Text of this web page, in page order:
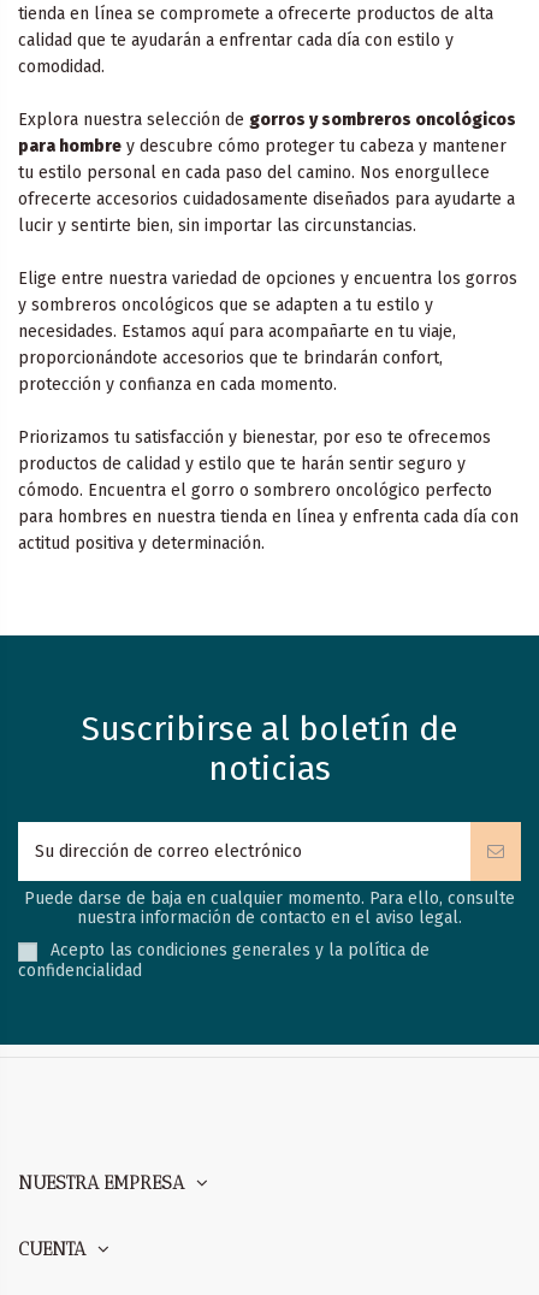
tienda en línea se compromete a ofrecerte productos de alta
calidad que te ayudarán a enfrentar cada día con estilo y
comodidad.
Explora nuestra selección de gorros y sombreros oncológicos
para hombre y descubre cómo proteger tu cabeza y mantener
tu estilo personal en cada paso del camino. Nos enorgullece
ofrecerte accesorios cuidadosamente diseñados para ayudarte a
lucir y sentirte bien, sin importar las circunstancias.
Elige entre nuestra variedad de opciones y encuentra los gorros
y sombreros oncológicos que se adapten a tu estilo y
necesidades. Estamos aquí para acompañarte en tu viaje,
proporcionándote accesorios que te brindarán confort,
protección y confianza en cada momento.
Priorizamos tu satisfacción y bienestar, por eso te ofrecemos
productos de calidad y estilo que te harán sentir seguro y
cómodo. Encuentra el gorro o sombrero oncológico perfecto
para hombres en nuestra tienda en línea y enfrenta cada día con
actitud positiva y determinación.
Suscribirse al boletín de
noticias
Puede darse de baja en cualquier momento. Para ello, consulte
nuestra información de contacto en el aviso legal.
Acepto las condiciones generales y la política de
confidencialidad
NUESTRA EMPRESA
CUENTA